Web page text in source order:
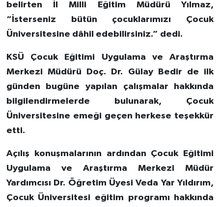
belirten İl Milli Eğitim Müdürü Yılmaz,
“İsterseniz bütün çocuklarımızı Çocuk
Üniversitesine dâhil edebilirsiniz.” dedi.
KSÜ Çocuk Eğitimi Uygulama ve Araştırma
Merkezi Müdürü Doç. Dr. Gülay Bedir de ilk
günden bugüne yapılan çalışmalar hakkında
bilgilendirmelerde bulunarak, Çocuk
Üniversitesine emeği geçen herkese teşekkür
etti.
Açılış konuşmalarının ardından Çocuk Eğitimi
Uygulama ve Araştırma Merkezi Müdür
Yardımcısı Dr. Öğretim Üyesi Veda Yar Yıldırım,
Çocuk Üniversitesi eğitim programı hakkında